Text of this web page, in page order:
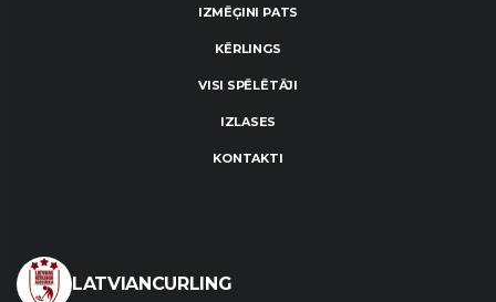
IZMĒĢINI PATS
KĒRLINGS
VISI SPĒLĒTĀJI
IZLASES
KONTAKTI
LATVIANCURLING